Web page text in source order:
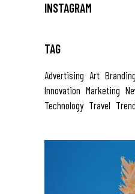
INSTAGRAM
TAG
Advertising Art Branding
Innovation Marketing
Technology Travel Trend